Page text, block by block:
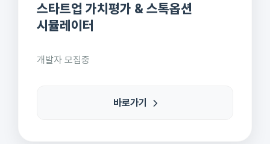
스타트업 가치평가 & 스톡옵션
시뮬레이터
개발자 모집중
바로가기